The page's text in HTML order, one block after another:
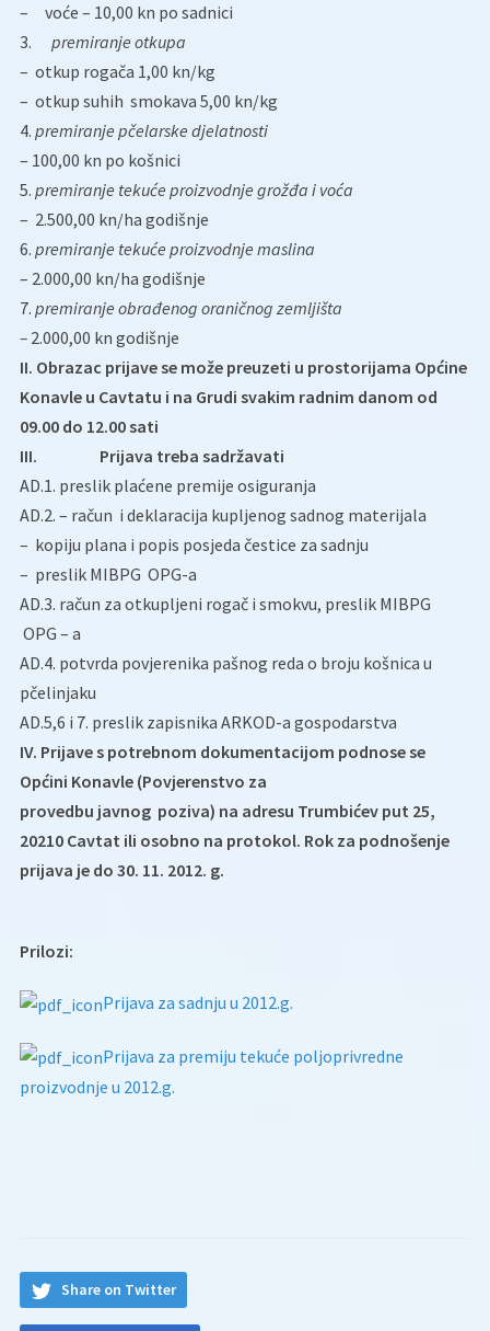
– voće – 10,00 kn po sadnici
3. premiranje otkupa
– otkup rogača 1,00 kn/kg
– otkup suhih smokava 5,00 kn/kg
4. premiranje pčelarske djelatnosti
– 100,00 kn po košnici
5. premiranje tekuće proizvodnje grožđa i voća
– 2.500,00 kn/ha godišnje
6. premiranje tekuće proizvodnje maslina
– 2.000,00 kn/ha godišnje
7. premiranje obrađenog oraničnog zemljišta
– 2.000,00 kn godišnje
II. Obrazac prijave se može preuzeti u prostorijama Općine
Konavle u Cavtatu i na Grudi svakim radnim danom od
09.00 do 12.00 sati
III. Prijava treba sadržavati
AD.1. preslik plaćene premije osiguranja
AD.2. – račun i deklaracija kupljenog sadnog materijala
– kopiju plana i popis posjeda čestice za sadnju
– preslik MIBPG OPG-a
AD.3. račun za otkupljeni rogač i smokvu, preslik MIBPG
OPG – a
AD.4. potvrda povjerenika pašnog reda o broju košnica u
pčelinjaku
AD.5,6 i 7. preslik zapisnika ARKOD-a gospodarstva
IV. Prijave s potrebnom dokumentacijom podnose se
Općini Konavle (Povjerenstvo za
provedbu javnog poziva) na adresu Trumbićev put 25,
20210 Cavtat ili osobno na protokol. Rok za podnošenje
prijava je do 30. 11. 2012. g.
Prilozi:
Prijava za sadnju u 2012.g.
Prijava za premiju tekuće poljoprivredne
proizvodnje u 2012.g.
Share on Twitter